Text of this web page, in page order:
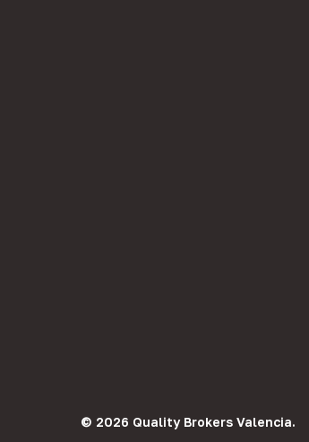
© 2026 Quality Brokers Valencia.